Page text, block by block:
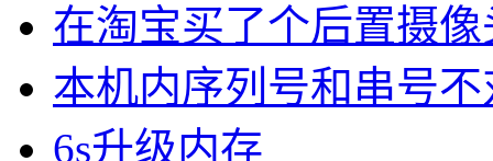
在淘宝买了个后置摄
本机内序列号和串号
6s升级内存